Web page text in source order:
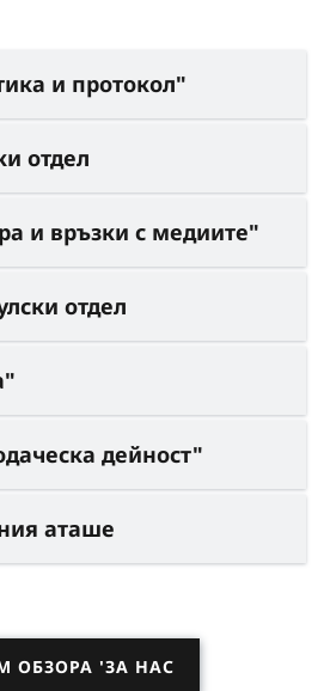
и протокол"
отдел
и връзки с медиите"
отдел
дейност"
аташе
ОБЗОРА 'ЗА НАС